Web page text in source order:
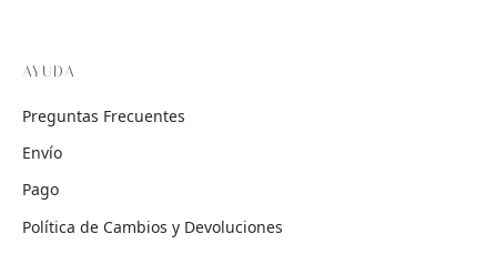
AYUDA
Preguntas Frecuentes
Envío
Pago
Política de Cambios y Devoluciones